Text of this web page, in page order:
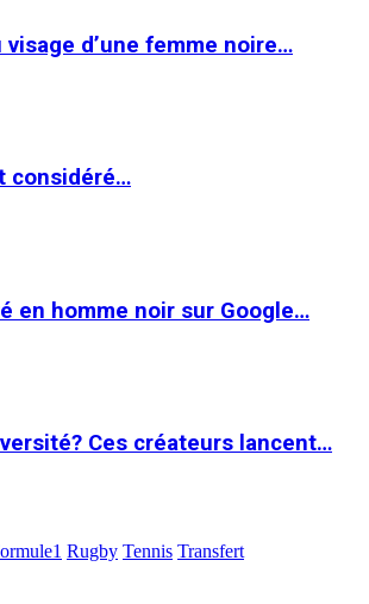
d’une femme noire…
considéré…
en homme noir sur Google…
Ces créateurs lancent…
Rugby Tennis Transfert